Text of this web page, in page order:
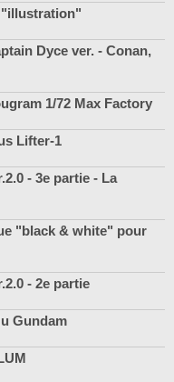
"illustration"
Dyce ver. - Conan,
1/72 Max Factory
Lifter-1
- 3e partie - La
"black & white" pour
- 2e partie
Gundam